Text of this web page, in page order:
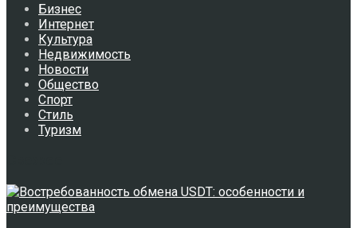
Бизнес
Интернет
Культура
Недвижимость
Новости
Общество
Спорт
Стиль
Туризм